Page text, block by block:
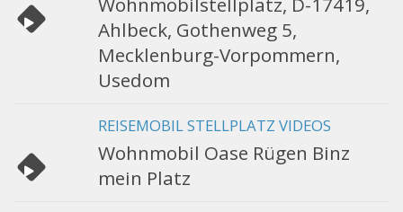
Ahlbeck, Gothenweg 5,
Mecklenburg-Vorpommern,
Usedom
REISEMOBIL STELLPLATZ VIDEOS
Wohnmobil Oase Rügen Binz
mein Platz